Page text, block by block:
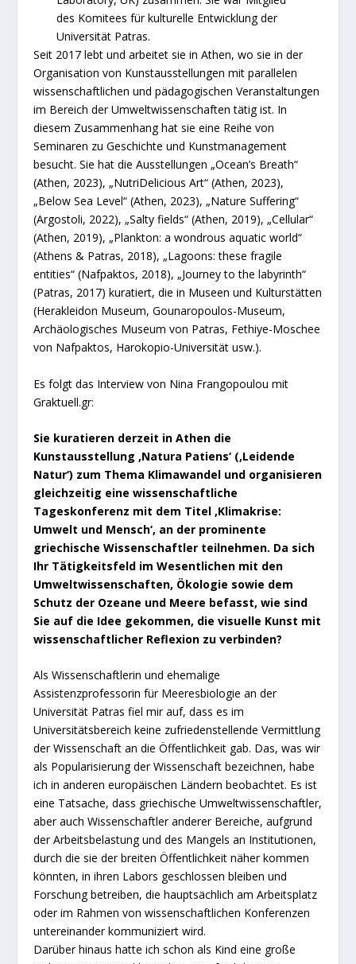
des Komitees für kulturelle Entwicklung der
Universität Patras.
Seit 2017 lebt und arbeitet sie in Athen, wo sie in der
Organisation von Kunstausstellungen mit parallelen
wissenschaftlichen und pädagogischen Veranstaltungen
im Bereich der Umweltwissenschaften tätig ist. In
diesem Zusammenhang hat sie eine Reihe von
Seminaren zu Geschichte und Kunstmanagement
besucht. Sie hat die Ausstellungen „Ocean’s Breath“
(Athen, 2023), „NutriDelicious Art“ (Athen, 2023),
„Below Sea Level“ (Athen, 2023), „Nature Suffering“
(Argostoli, 2022), „Salty fields“ (Athen, 2019), „Cellular“
(Athen, 2019), „Plankton: a wondrous aquatic world“
(Athens & Patras, 2018), „Lagoons: these fragile
entities“ (Nafpaktos, 2018), „Journey to the labyrinth“
(Patras, 2017) kuratiert, die in Museen und Kulturstätten
(Herakleidon Museum, Gounaropoulos-Museum,
Archäologisches Museum von Patras, Fethiye-Moschee
von Nafpaktos, Harokopio-Universität usw.).
Es folgt das Interview von Nina Frangopoulou mit
Graktuell.gr:
Sie kuratieren derzeit in Athen die
Kunstausstellung ‚Natura Patiens‘ (‚Leidende
Natur‘) zum Thema Klimawandel und organisieren
gleichzeitig eine wissenschaftliche
Tageskonferenz mit dem Titel ‚Klimakrise:
Umwelt und Mensch‘, an der prominente
griechische Wissenschaftler teilnehmen. Da sich
Ihr Tätigkeitsfeld im Wesentlichen mit den
Umweltwissenschaften, Ökologie sowie dem
Schutz der Ozeane und Meere befasst, wie sind
Sie auf die Idee gekommen, die visuelle Kunst mit
wissenschaftlicher Reflexion zu verbinden?
Als Wissenschaftlerin und ehemalige
Assistenzprofessorin für Meeresbiologie an der
Universität Patras fiel mir auf, dass es im
Universitätsbereich keine zufriedenstellende Vermittlung
der Wissenschaft an die Öffentlichkeit gab. Das, was wir
als Popularisierung der Wissenschaft bezeichnen, habe
ich in anderen europäischen Ländern beobachtet. Es ist
eine Tatsache, dass griechische Umweltwissenschaftler,
aber auch Wissenschaftler anderer Bereiche, aufgrund
der Arbeitsbelastung und des Mangels an Institutionen,
durch die sie der breiten Öffentlichkeit näher kommen
könnten, in ihren Labors geschlossen bleiben und
Forschung betreiben, die hauptsächlich am Arbeitsplatz
oder im Rahmen von wissenschaftlichen Konferenzen
untereinander kommuniziert wird.
Darüber hinaus hatte ich schon als Kind eine große